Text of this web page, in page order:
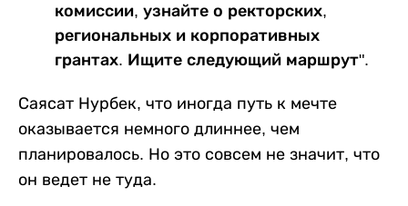
комиссии, узнайте о ректорских,
региональных и корпоративных
грантах. Ищите следующий маршрут".
Саясат Нурбек, что иногда путь к мечте
оказывается немного длиннее, чем
планировалось. Но это совсем не значит, что
он ведет не туда.